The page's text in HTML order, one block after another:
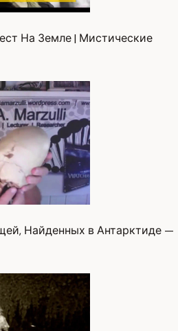
На Земле | Мистические
Найденных в Антарктиде —